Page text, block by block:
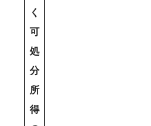
く
可
処
分
所
得